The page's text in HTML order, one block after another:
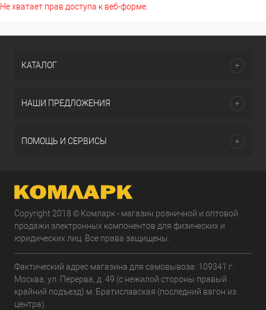
Не хватает прав доступа к веб-форме.
КАТАЛОГ
НАШИ ПРЕДЛОЖЕНИЯ
ПОМОЩЬ И СЕРВИСЫ
Copyright 2018 © Комларк - магазин розничной и оптовой
продажи электронных компонентов для физических и
юридических лиц. Все права защищены.
Фактический адрес магазина для самовывоза: 109341 г.
Москва, ул. Перерва, д. 49 (с нежилой стороны правый
крайний подъезд) м. Братиславская (последний вагон из
центра).